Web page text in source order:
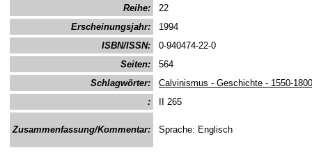
Reihe:
22
Erscheinungsjahr:
1994
ISBN/ISSN:
0-940474-22-0
Seiten:
564
Schlagwörter:
Calvinismus - Geschichte - 1550-1800
:
II 265
Zusammenfassung/Kommentar: Sprache: Englisch